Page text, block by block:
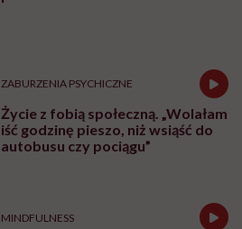
ZABURZENIA PSYCHICZNE
Życie z fobią społeczną. „Wolałam
iść godzinę pieszo, niż wsiąść do
autobusu czy pociągu”
MINDFULNESS